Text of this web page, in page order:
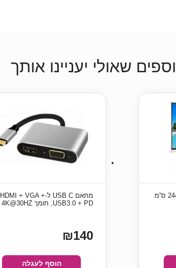
שאולי יעניינו אותך
מסך חצובה תלת רגל 180×244 ס”מ
מתאם USB C ל-HDMI + VGA +
USB3.0 + PD, תומך 4K@30HZ
₪140
הוסף לעגלה